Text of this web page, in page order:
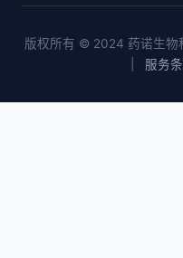
版权所有 © 2024 药诺生物
服务